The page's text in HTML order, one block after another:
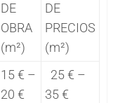
DE
OBRA
(m²)
DE
PRECIOS
(m²)
15 € –
20 €
25 € –
35 €